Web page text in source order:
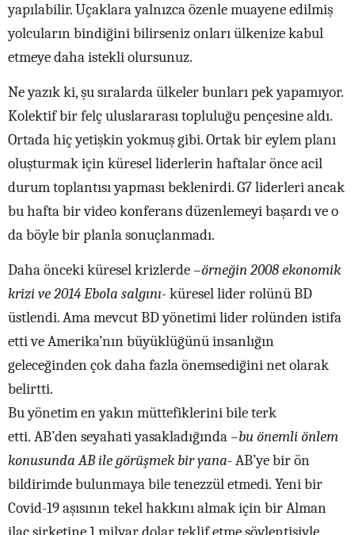
yapılabilir. Uçaklara yalnızca özenle muayene edilmiş
yolcuların bindiğini bilirseniz onları ülkenize kabul
etmeye daha istekli olursunuz.
Ne yazık ki, şu sıralarda ülkeler bunları pek yapamıyor.
Kolektif bir felç uluslararası topluluğu pençesine aldı.
Ortada hiç yetişkin yokmuş gibi. Ortak bir eylem planı
oluşturmak için küresel liderlerin haftalar önce acil
durum toplantısı yapması beklenirdi. G7 liderleri ancak
bu hafta bir video konferans düzenlemeyi başardı ve o
da böyle bir planla sonuçlanmadı.
Daha önceki küresel krizlerde –örneğin 2008 ekonomik
krizi ve 2014 Ebola salgını- küresel lider rolünü BD
üstlendi. Ama mevcut BD yönetimi lider rolünden istifa
etti ve Amerika’nın büyüklüğünü insanlığın
geleceğinden çok daha fazla önemsediğini net olarak
belirtti.
Bu yönetim en yakın müttefiklerini bile terk
etti. AB’den seyahati yasakladığında –bu önemli önlem
konusunda AB ile görüşmek bir yana- AB’ye bir ön
bildirimde bulunmaya bile tenezzül etmedi. Yeni bir
Covid-19 aşısının tekel hakkını almak için bir Alman